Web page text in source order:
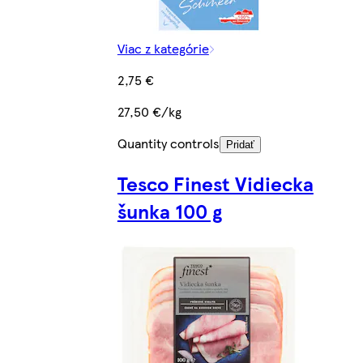
Viac z kategórie
2,75 €
27,50 €/kg
Quantity controls
Pridať
Tesco Finest Vidiecka
šunka 100 g